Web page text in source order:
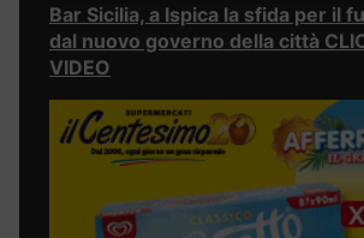
Bar Sicilia, a Ispica la sfida per il
dal nuovo governo della città
VIDEO